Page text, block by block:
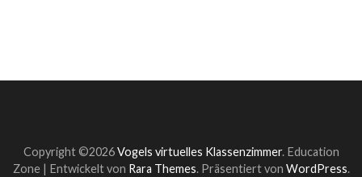
Copyright ©2026Vogels virtuelles Klassenzimmer. Education
Zone | Entwickelt von Rara Themes. Präsentiert von WordPress.